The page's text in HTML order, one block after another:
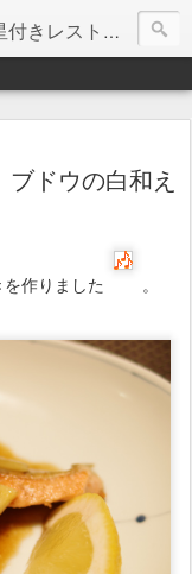
寄せを紹介しています。
ドウの白和え
作りました 。